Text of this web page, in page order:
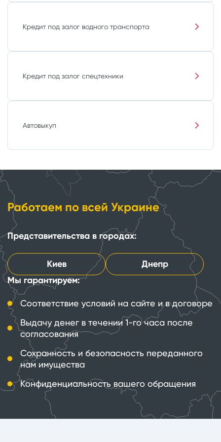
Кредит под залог водного транспорта
Кредит под залог спецтехники
Автовыкуп
Работаем по всей Украине
Представительства в городах:
Киев
Днепр
Мы гарантируем:
Соответствие условий на сайте и в договоре
Выдачу денег в течении 1-го часа после
согласования
Сохранность и безопасность переданного
нам имущества
Конфиденциальность вашего обращения